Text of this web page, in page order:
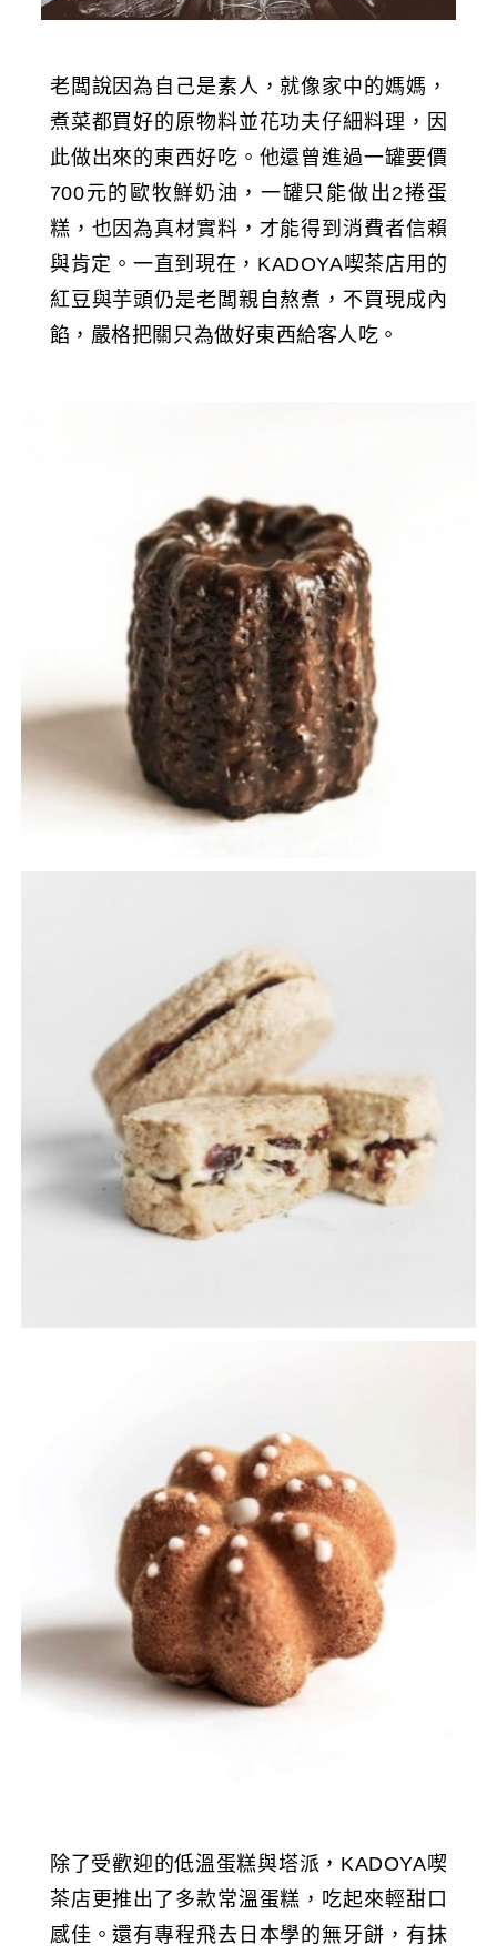
老闆說因為自己是素人，就像家中的媽媽，
煮菜都買好的原物料並花功夫仔細料理，因
此做出來的東西好吃。他還曾進過一罐要價
700元的歐牧鮮奶油，一罐只能做出2捲蛋
糕，也因為真材實料，才能得到消費者信賴
與肯定。一直到現在，KADOYA喫茶店用的
紅豆與芋頭仍是老闆親自熬煮，不買現成內
餡，嚴格把關只為做好東西給客人吃。
除了受歡迎的低溫蛋糕與塔派，KADOYA喫
茶店更推出了多款常溫蛋糕，吃起來輕甜口
感佳。還有專程飛去日本學的無牙餅，有抹